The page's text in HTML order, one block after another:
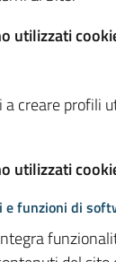
utilizzati
a creare
utilizzati
e funzioni di